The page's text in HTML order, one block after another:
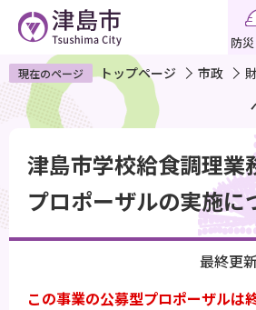
ペ
ー
ジ
で
す
防
現在のページ トップページ 市政
か
津島市学校給食調理業
プロポーザルの実施に
最終更
この事業の公募型プロポーザルは